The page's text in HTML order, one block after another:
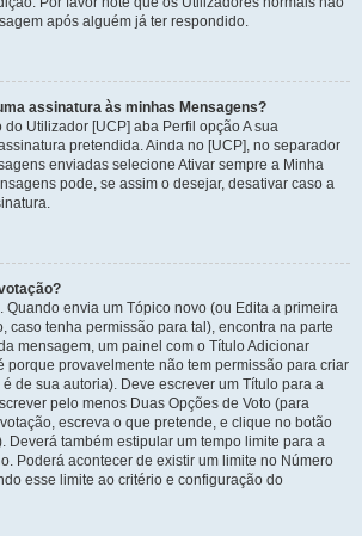
após alguém já ter respondido.
assinatura às minhas Mensagens?
Utilizador [UCP] aba Perfil opção A sua
pretendida. Ainda no [UCP], no separador
enviadas selecione Ativar sempre a Minha
pode, se assim o desejar, desativar caso a
Quando envia um Tópico novo (ou Edita a primeira
caso tenha permissão para tal), encontra na parte
mensagem, um painel com o Título Adicionar
porque provavelmente não tem permissão para criar
de sua autoria). Deve escrever um Título para a
pelo menos Duas Opções de Voto (para
escreva o que pretende, e clique no botão
Deverá também estipular um tempo limite para a
Poderá acontecer de existir um limite no Número
esse limite ao critério e configuração do